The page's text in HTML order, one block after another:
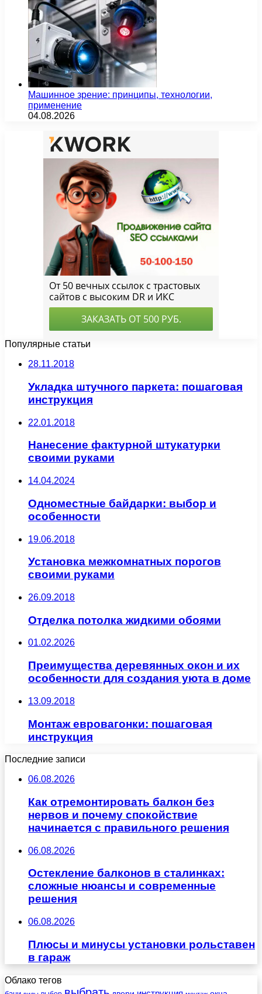
Машинное зрение: принципы, технологии,
применение
04.08.2026
Популярные статьи
28.11.2018
Укладка штучного паркета: пошаговая
инструкция
22.01.2018
Нанесение фактурной штукатурки
своими руками
14.04.2024
Одноместные байдарки: выбор и
особенности
19.06.2018
Установка межкомнатных порогов
своими руками
26.09.2018
Отделка потолка жидкими обоями
01.02.2026
Преимущества деревянных окон и их
особенности для создания уюта в доме
13.09.2018
Монтаж евровагонки: пошаговая
инструкция
Последние записи
06.08.2026
Как отремонтировать балкон без
нервов и почему спокойствие
начинается с правильного решения
06.08.2026
Остекление балконов в сталинках:
сложные нюансы и современные
решения
06.08.2026
Плюсы и минусы установки рольставен
в гараж
Облако тегов